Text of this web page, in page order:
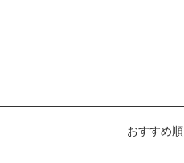
おすすめ順